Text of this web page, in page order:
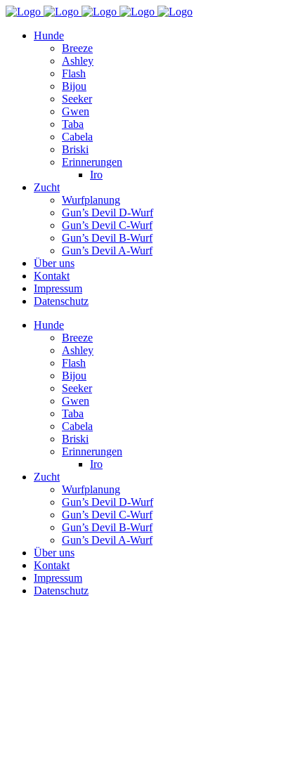
Hunde
Breeze
Ashley
Flash
Bijou
Seeker
Gwen
Taba
Cabela
Briski
Erinnerungen
Iro
Zucht
Wurfplanung
Gun’s Devil D-Wurf
Gun’s Devil C-Wurf
Gun’s Devil B-Wurf
Gun’s Devil A-Wurf
Über uns
Kontakt
Impressum
Datenschutz
Hunde
Breeze
Ashley
Flash
Bijou
Seeker
Gwen
Taba
Cabela
Briski
Erinnerungen
Iro
Zucht
Wurfplanung
Gun’s Devil D-Wurf
Gun’s Devil C-Wurf
Gun’s Devil B-Wurf
Gun’s Devil A-Wurf
Über uns
Kontakt
Impressum
Datenschutz